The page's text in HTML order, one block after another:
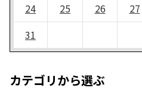
24
25 26 27
31
カテゴリから選ぶ